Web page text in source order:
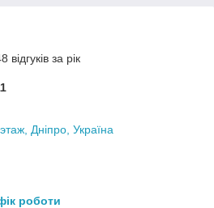
за рік
Дніпро, Україна
роботи